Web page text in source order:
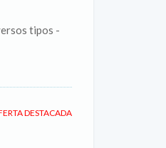
tipos -
DESTACADA